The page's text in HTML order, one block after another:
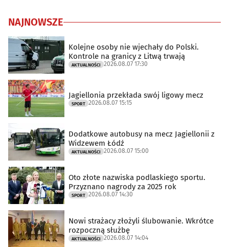
NAJNOWSZE
Kolejne osoby nie wjechały do Polski.
Kontrole na granicy z Litwą trwają
AKTUALNOŚCI 2026.08.07 17:30
Jagiellonia przekłada swój ligowy mecz
SPORT 2026.08.07 15:15
Dodatkowe autobusy na mecz Jagiellonii z
Widzewem Łódź
AKTUALNOŚCI 2026.08.07 15:00
Oto złote nazwiska podlaskiego sportu.
Przyznano nagrody za 2025 rok
SPORT 2026.08.07 14:30
Nowi strażacy złożyli ślubowanie. Wkrótce
rozpoczną służbę
AKTUALNOŚCI 2026.08.07 14:04